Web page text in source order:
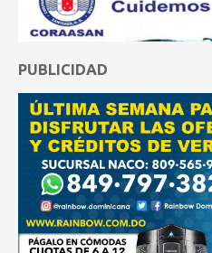
PUBLICIDAD